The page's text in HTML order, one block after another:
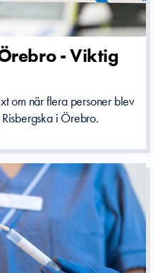
- Viktig
om när flera personer blev
i Örebro.